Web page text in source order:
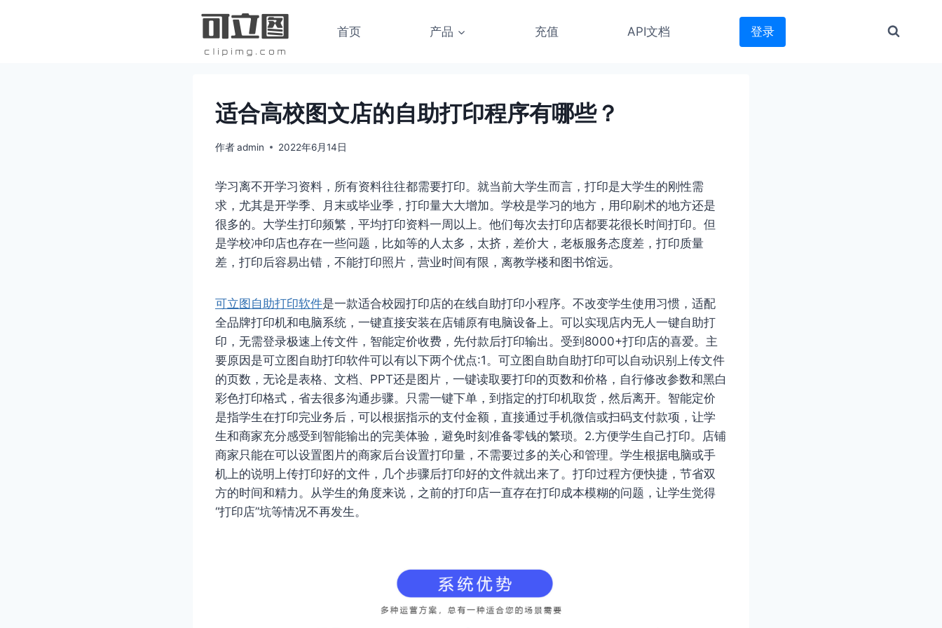
首页 产品 充值 API文档 登录
适合高校图文店的自助打印程序有哪些？
作者admin 2022年6月14日
学习离不开学习资料，所有资料往往都需要打印。就当前大学生而言，打印是大学生的刚性需
求，尤其是开学季、月末或毕业季，打印量大大增加。学校是学习的地方，用印刷术的地方还是
很多的。大学生打印频繁，平均打印资料一周以上。他们每次去打印店都要花很长时间打印。但
是学校冲印店也存在一些问题，比如等的人太多，太挤，差价大，老板服务态度差，打印质量
差，打印后容易出错，不能打印照片，营业时间有限，离教学楼和图书馆远。
可立图自助打印软件是一款适合校园打印店的在线自助打印小程序。不改变学生使用习惯，适配
全品牌打印机和电脑系统，一键直接安装在店铺原有电脑设备上。可以实现店内无人一键自助打
印，无需登录极速上传文件，智能定价收费，先付款后打印输出。受到8000+打印店的喜爱。主
要原因是可立图自助打印软件可以有以下两个优点:1。可立图自助自助打印可以自动识别上传文件
的页数，无论是表格、文档、PPT还是图片，一键读取要打印的页数和价格，自行修改参数和黑白
彩色打印格式，省去很多沟通步骤。只需一键下单，到指定的打印机取货，然后离开。智能定价
是指学生在打印完业务后，可以根据指示的支付金额，直接通过手机微信或扫码支付款项，让学
生和商家充分感受到智能输出的完美体验，避免时刻准备零钱的繁琐。2.方便学生自己打印。店铺
商家只能在可以设置图片的商家后台设置打印量，不需要过多的关心和管理。学生根据电脑或手
机上的说明上传打印好的文件，几个步骤后打印好的文件就出来了。打印过程方便快捷，节省双
方的时间和精力。从学生的角度来说，之前的打印店一直存在打印成本模糊的问题，让学生觉得
“打印店”坑等情况不再发生。